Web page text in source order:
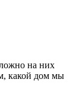
на них
какой дом мы